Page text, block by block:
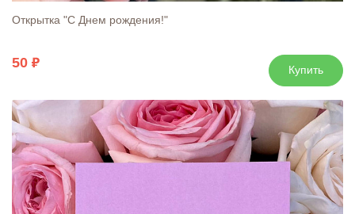
Открытка "С Днем рождения!"
50 Купить